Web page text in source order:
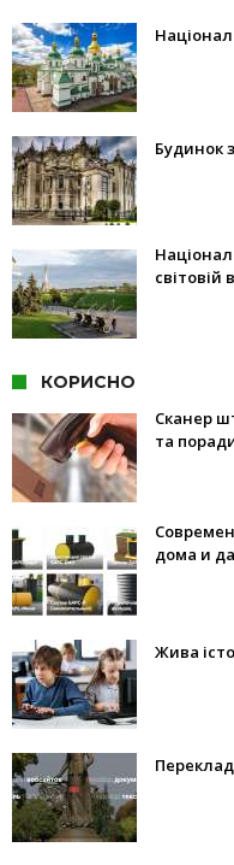
Будинок
світовій
КОРИСНО
Сканер
та
дома и
Жива